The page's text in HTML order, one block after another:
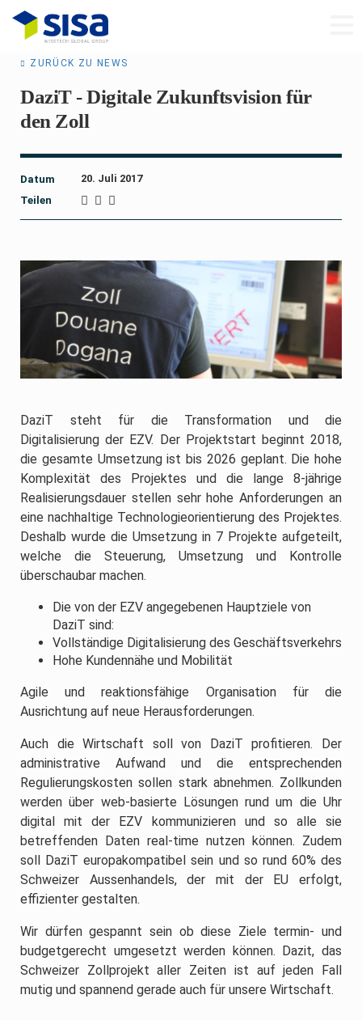
ZURÜCK ZU NEWS
DaziT - Digitale Zukunftsvision für
den Zoll
Datum
20. Juli 2017
Teilen
DaziT steht für die Transformation und die
Digitalisierung der EZV. Der Projektstart beginnt 2018,
die gesamte Umsetzung ist bis 2026 geplant. Die hohe
Komplexität des Projektes und die lange 8-jährige
Realisierungsdauer stellen sehr hohe Anforderungen an
eine nachhaltige Technologieorientierung des Projektes.
Deshalb wurde die Umsetzung in 7 Projekte aufgeteilt,
welche die Steuerung, Umsetzung und Kontrolle
überschaubar machen.
Die von der EZV angegebenen Hauptziele von
DaziT sind:
Vollständige Digitalisierung des Geschäftsverkehrs
Hohe Kundennähe und Mobilität
Agile und reaktionsfähige Organisation für die
Ausrichtung auf neue Herausforderungen.
Auch die Wirtschaft soll von DaziT profitieren. Der
administrative Aufwand und die entsprechenden
Regulierungskosten sollen stark abnehmen. Zollkunden
werden über web-basierte Lösungen rund um die Uhr
digital mit der EZV kommunizieren und so alle sie
betreffenden Daten real-time nutzen können. Zudem
soll DaziT europakompatibel sein und so rund 60% des
Schweizer Aussenhandels, der mit der EU erfolgt,
effizienter gestalten.
Wir dürfen gespannt sein ob diese Ziele termin- und
budgetgerecht umgesetzt werden können. Dazit, das
Schweizer Zollprojekt aller Zeiten ist auf jeden Fall
mutig und spannend gerade auch für unsere Wirtschaft.